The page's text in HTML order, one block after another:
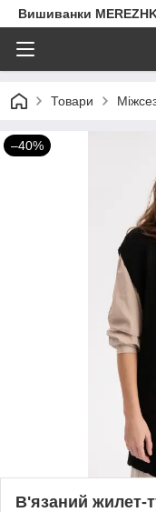
Вишиванки
Товари
–40%
В'язаний жилет-